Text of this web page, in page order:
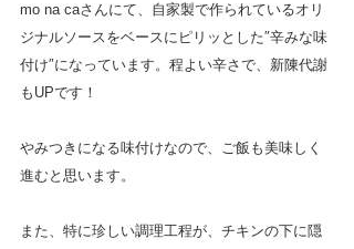
mo na caさんにて、自家製で作られているオリ
ジナルソースをベースにピリッとした″辛みな味
付け″になっています。程よい辛さで、新陳代謝
もUPです！
やみつきになる味付けなので、ご飯も美味しく
進むと思います。
また、特に珍しい調理工程が、チキンの下に隠